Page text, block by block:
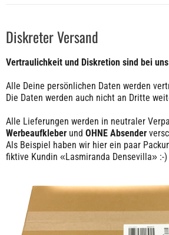
Diskreter Versand
Vertraulichkeit und Diskretion sind bei
Alle Deine persönlichen Daten werden
Die Daten werden auch nicht an Dritte
Alle Lieferungen werden in neutraler
Werbeaufkleber und OHNE Absender
Als Beispiel haben wir hier ein paar
fiktive Kundin «Lasmiranda Densevilla» :-)